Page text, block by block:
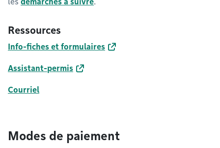
Ressources
Info-fiches et formulaires
Assistant-permis
Courriel
Modes de paiement